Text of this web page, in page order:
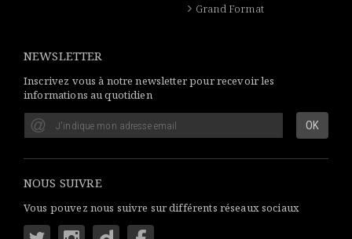
Grand Format
NEWSLETTER
Inscrivez vous à notre newsletter pour recevoir les
informations au quotidien
NOUS SUIVRE
Vous pouvez nous suivre sur différents réseaux sociaux